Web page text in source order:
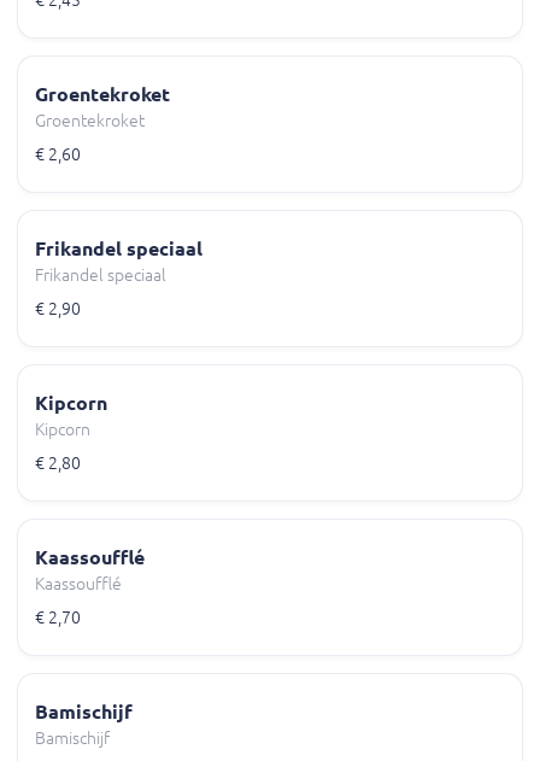
Groentekroket
Groentekroket
€ 2,60
Frikandel speciaal
Frikandel speciaal
€ 2,90
Kipcorn
Kipcorn
€ 2,80
Kaassoufflé
Kaassoufflé
€ 2,70
Bamischijf
Bamischijf